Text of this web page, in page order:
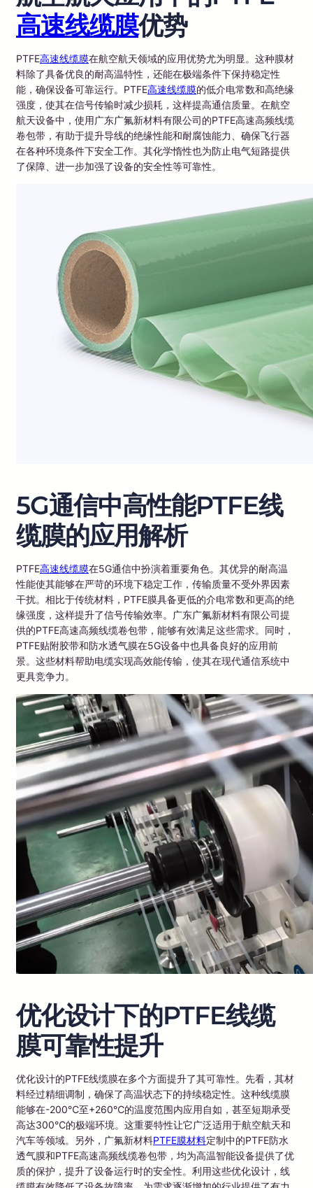
高速线缆膜优势
PTFE高速线缆膜在航空航天领域的应用优势尤为明显。这种膜材
料除了具备优良的耐高温特性，还能在极端条件下保持稳定性
能，确保设备可靠运行。PTFE高速线缆膜的低介电常数和高绝缘
强度，使其在信号传输时减少损耗，这样提高通信质量。在航空
航天设备中，使用广东广氟新材料有限公司的PTFE高速高频线缆
卷包带，有助于提升导线的绝缘性能和耐腐蚀能力、确保飞行器
在各种环境条件下安全工作。其化学惰性也为防止电气短路提供
了保障、进一步加强了设备的安全性等可靠性。
5G通信中高性能PTFE线
缆膜的应用解析
PTFE高速线缆膜在5G通信中扮演着重要角色。其优异的耐高温
性能使其能够在严苛的环境下稳定工作，传输质量不受外界因素
干扰。相比于传统材料，PTFE膜具备更低的介电常数和更高的绝
缘强度，这样提升了信号传输效率。广东广氟新材料有限公司提
供的PTFE高速高频线缆卷包带，能够有效满足这些需求。同时，
PTFE贴附胶带和防水透气膜在5G设备中也具备良好的应用前
景。这些材料帮助电缆实现高效能传输，使其在现代通信系统中
更具竞争力。
优化设计下的PTFE线缆
膜可靠性提升
优化设计的PTFE线缆膜在多个方面提升了其可靠性。先看，其材
料经过精细调制，确保了高温状态下的持续稳定性。这种线缆膜
能够在-200℃至+260℃的温度范围内应用自如，甚至短期承受
高达300℃的极端环境。这重要特性让它广泛适用于航空航天和
汽车等领域。另外，广氟新材料PTFE膜材料定制中的PTFE防水
透气膜和PTFE高速高频线缆卷包带，均为高温智能设备提供了优
质的保护，提升了设备运行时的安全性。利用这些优化设计，线